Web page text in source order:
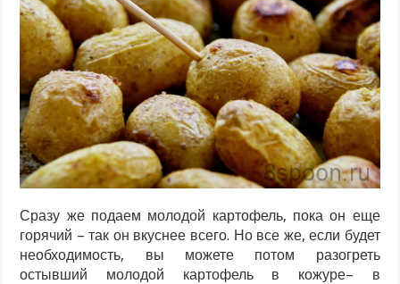
Сразу же подаем молодой картофель, пока он еще
горячий – так он вкуснее всего. Но все же, если будет
необходимость, вы можете потом разогреть
остывший молодой картофель в кожуре– в